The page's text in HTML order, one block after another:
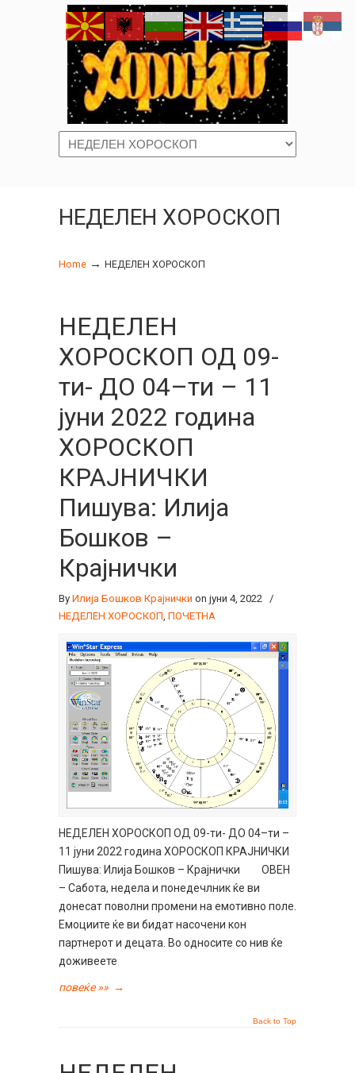
Navigation
НЕДЕЛЕН ХОРОСКОП
Home → НЕДЕЛЕН ХОРОСКОП
НЕДЕЛЕН
ХОРОСКОП ОД 09-
ти- ДО 04–ти – 11
јуни 2022 година
ХОРОСКОП
КРАЈНИЧКИ
Пишува: Илија
Бошков –
Крајнички
By Илија Бошков Крајнички on јуни 4, 2022 /
НЕДЕЛЕН ХОРОСКОП, ПОЧЕТНА
НЕДЕЛЕН ХОРОСКОП ОД 09-ти- ДО 04–ти –
11 јуни 2022 година ХОРОСКОП КРАЈНИЧКИ
Пишува: Илија Бошков – Крајнички ОВЕН
– Сабота, недела и понедечлник ќе ви
донесат поволни промени на емотивно поле.
Емоциите ќе ви бидат насочени кон
партнерот и децата. Во односите со нив ќе
доживеете
повеќе »» →
Back to Top